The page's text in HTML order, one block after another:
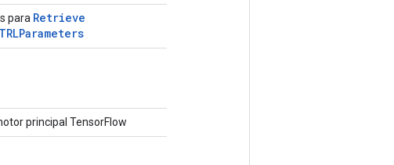
para Retrieve
principal TensorFlow